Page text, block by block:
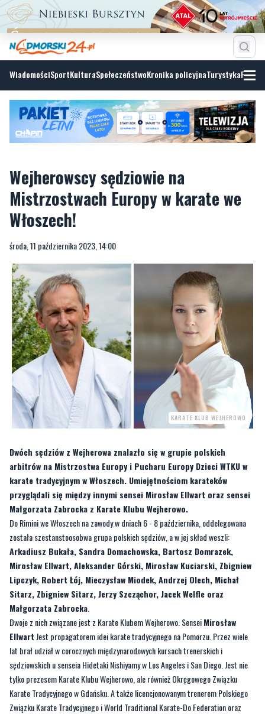
WiadomościSportKulturaSpołeczeństwoKronika policyjnaTurystyka
Wejherowscy sędziowie na
Mistrzostwach Europy w karate we
Włoszech!
środa, 11 października 2023, 14:00
KARATE KLUB WEJHEROWO
Dwóch sędziów z Wejherowa znalazło się w grupie polskich
arbitrów na Mistrzostwa Europy i Pucharu Europy Dzieci WTKU w
karate tradycyjnym w Włoszech. Umiejętnościom karateków
przyglądali się między innymi sensei Mirosław Ellwart oraz sensei
Małgorzata Zabrocka z Karate Klubu Wejherowo.
Do Rimini we Włoszech na zawody w dniach 6 - 8 października, oddelegowana
została szestanstoosobwa grupa polskich sędziów, a w jej skład weszli:
Arkadiusz Bukała, Sandra Domachowska, Bartosz Domrazek,
Mirosław Ellwart, Aleksander Górski, Mirosław Kuciarski, Zbigniew
Lipczyk, Robert Łój, Mieczysław Miodek, Andrzej Olech, Michał
Sitarz, Zbigniew Sitarz, Jerzy Szcząchor, Jacek Welfle oraz
Małgorzata Zabrocka
Dwoje z nich związane jest z Karate Klubem Wejherowo. SenseiMirosław
Ellwart Jest propagatorem idei karate tradycyjnego na Pomorzu. Przez wiele
lat brał udział w corocznych międzynarodowych kursach trenerskich i
sędziowskich u senseia Hidetaki Nishiyamy w Los Angeles i San Diego. Jest nie
tylko prezesem Karate Klubu Wejherowo, ale również Okręgowego Związku
Karate Tradycyjnego w Gdańsku. A także licencjonowanym trenerem Polskiego
Związku Karate Tradycyjnego i World Traditional Karate-Do Federation oraz